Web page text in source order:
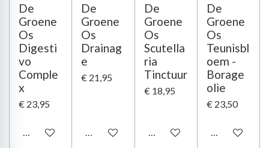
De
Groene
Os
Digesti
vo
Comple
x
€ 23,95
In winkelwagen
De
Groene
Os
Drainag
e
€ 21,95
In winkelwagen
De
Groene
Os
Scutella
ria
Tinctuur
€ 18,95
In winkelwagen
De
Groene
Os
Teunisbl
oem -
Borage
olie
€ 23,50
In